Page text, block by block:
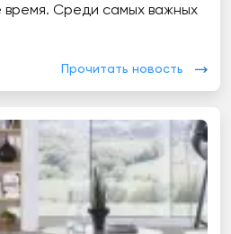
время. Среди самых важных
Прочитать новость